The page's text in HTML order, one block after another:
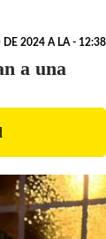
DE 2024 A LA - 12:38
a una